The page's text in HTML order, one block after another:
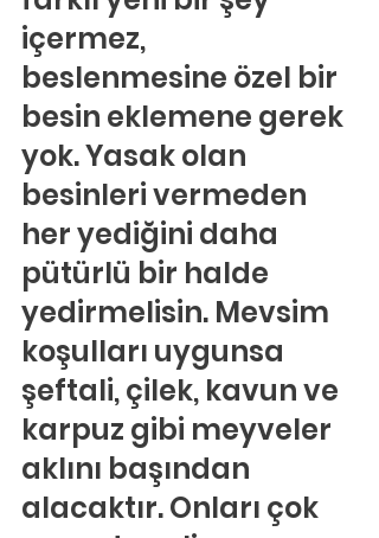
içermez,
beslenmesine özel bir
besin eklemene gerek
yok. Yasak olan
besinleri vermeden
her yediğini daha
pütürlü bir halde
yedirmelisin. Mevsim
koşulları uygunsa
şeftali, çilek, kavun ve
karpuz gibi meyveler
aklını başından
alacaktır. Onları çok